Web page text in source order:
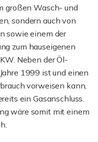
großen Wasch- und
sondern auch von
sowie einem der
zum hauseigenen
Neben der Öl-
1999 ist und einen
vorweisen kann,
ein Gasanschluss.
wäre somit mit einem